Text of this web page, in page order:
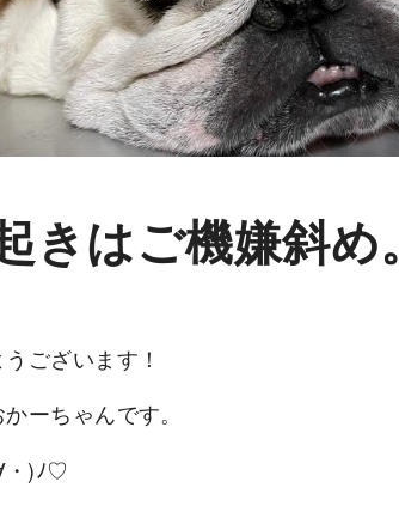
きはご機嫌斜め。
ございます！
ーちゃんです。
・)ﾉ♡